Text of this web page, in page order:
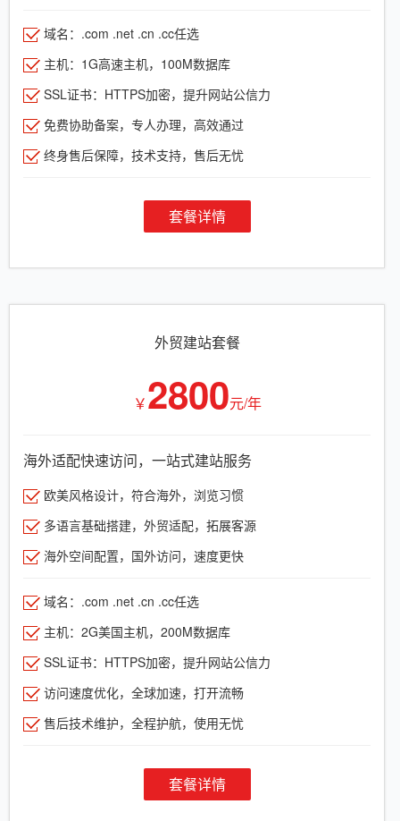
域名：.com .net .cn .cc任选
主机：1G高速主机，100M数据库
SSL证书：HTTPS加密，提升网站公信力
免费协助备案，专人办理，高效通过
终身售后保障，技术支持，售后无忧
套餐详情
外贸建站套餐
￥2800元/年
海外适配快速访问，一站式建站服务
欧美风格设计，符合海外，浏览习惯
多语言基础搭建，外贸适配，拓展客源
海外空间配置，国外访问，速度更快
域名：.com .net .cn .cc任选
主机：2G美国主机，200M数据库
SSL证书：HTTPS加密，提升网站公信力
访问速度优化，全球加速，打开流畅
售后技术维护，全程护航，使用无忧
套餐详情